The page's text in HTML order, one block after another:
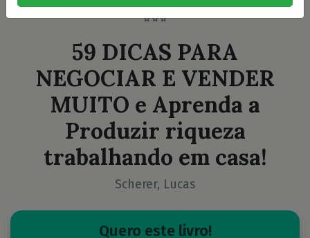
⭐⭐⭐
59 DICAS PARA
NEGOCIAR E VENDER
MUITO e Aprenda a
Produzir riqueza
trabalhando em casa!
Scherer, Lucas
Quero este livro!